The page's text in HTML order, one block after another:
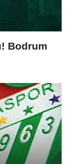
Bodrum